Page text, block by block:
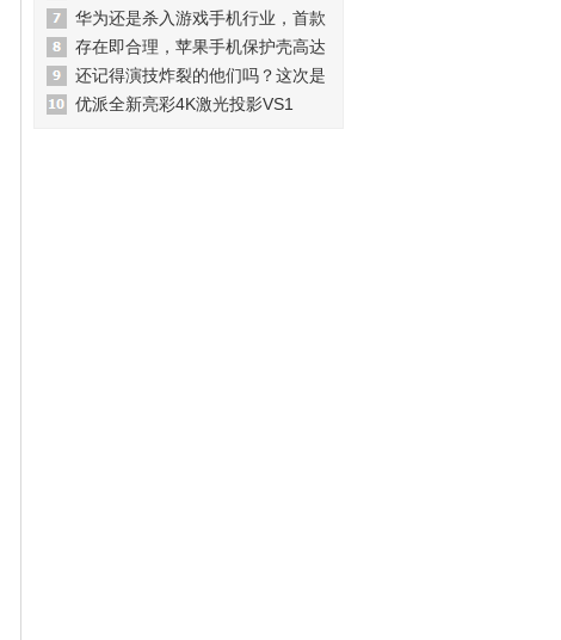
华为还是杀入游戏手机行业，首款
存在即合理，苹果手机保护壳高达
还记得演技炸裂的他们吗？这次是
优派全新亮彩4K激光投影VS1